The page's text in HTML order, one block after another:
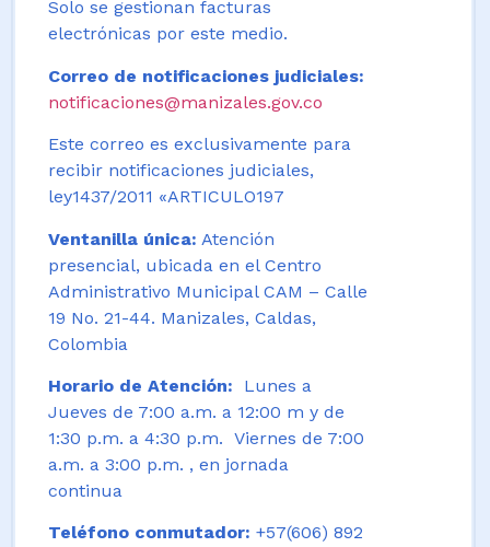
Solo se gestionan facturas
electrónicas por este medio.
Correo de notificaciones judiciales:
notificaciones@manizales.gov.co
Este correo es exclusivamente para
recibir notificaciones judiciales,
ley1437/2011 «ARTICULO197
Ventanilla única: Atención
presencial, ubicada en el Centro
Administrativo Municipal CAM – Calle
19 No. 21-44. Manizales, Caldas,
Colombia
Horario de Atención:
Lunes a
Jueves de 7:00 a.m. a 12:00 m y de
1:30 p.m. a 4:30 p.m. Viernes de 7:00
a.m. a 3:00 p.m. , en jornada
continua
Teléfono conmutador: +57(606) 892